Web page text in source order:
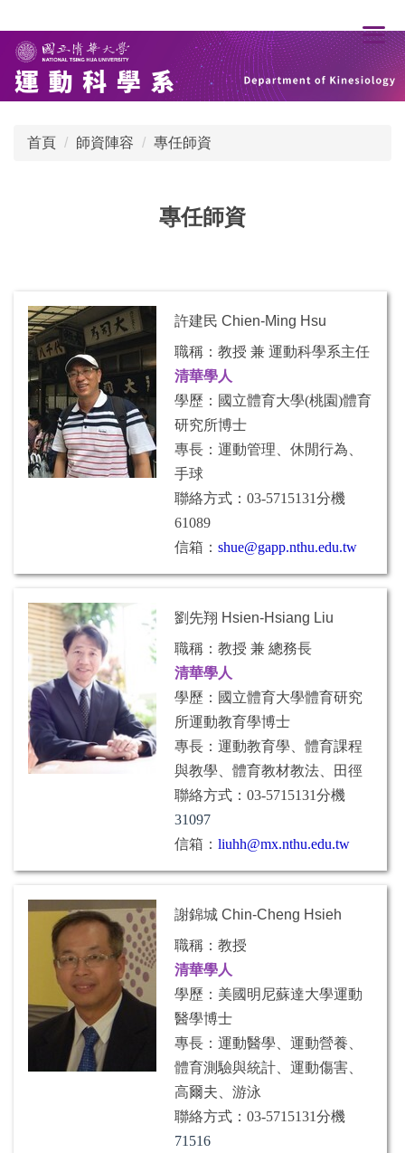
到
主
要
內
首頁 師資陣容 專任師資
專任師資
許建民 Chien-Ming Hsu
職稱：教授 兼 運動科學系主任
清華學人
學歷：國立體育大學(桃園)體育
研究所博士
專長：運動管理、休閒行為、
手球
聯絡方式：03-5715131分機
61089
信箱： shue@gapp.nthu.edu.tw
劉先翔 Hsien-Hsiang Liu
職稱：教授 兼 總務長
清華學人
學歷：國立體育大學體育研究
所運動教育學博士
專長：運動教育學、體育課程
與教學、體育教材教法、田徑
聯絡方式：03-5715131分機
31097
信箱：liuhh@mx.nthu.edu.tw
謝錦城 Chin-Cheng Hsieh
職稱：教授
清華學人
學歷：美國明尼蘇達大學運動
醫學博士
專長：運動醫學、運動營養、
體育測驗與統計、運動傷害、
高爾夫、游泳
聯絡方式：03-5715131分機
71516